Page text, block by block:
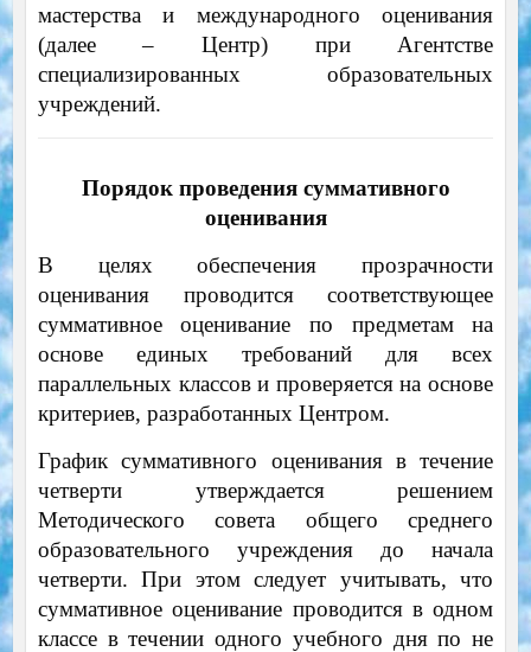
мастерства и международного оценивания
(далее – Центр) при Агентстве
специализированных образовательных
учреждений.
Порядок проведения суммативного
оценивания
В целях обеспечения прозрачности
оценивания проводится соответствующее
суммативное оценивание по предметам на
основе единых требований для всех
параллельных классов и проверяется на основе
критериев, разработанных Центром.
График суммативного оценивания в течение
четверти утверждается решением
Методического совета общего среднего
образовательного учреждения до начала
четверти. При этом следует учитывать, что
суммативное оценивание проводится в одном
классе в течении одного учебного дня по не